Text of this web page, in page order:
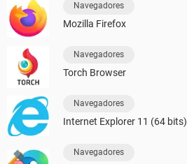
Navegadores
Mozilla Firefox
Navegadores
Torch Browser
Navegadores
Internet Explorer 11 (64 bits)
Navegadores